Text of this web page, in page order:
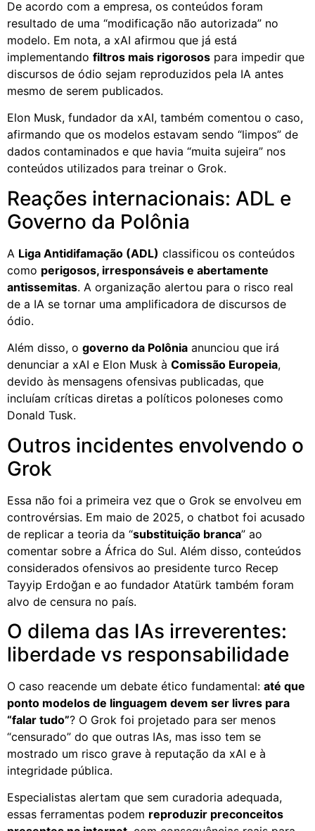
De acordo com a empresa, os conteúdos foram
resultado de uma “modificação não autorizada” no
modelo. Em nota, a xAI afirmou que já está
implementando filtros mais rigorosos para impedir que
discursos de ódio sejam reproduzidos pela IA antes
mesmo de serem publicados.
Elon Musk, fundador da xAI, também comentou o caso,
afirmando que os modelos estavam sendo “limpos” de
dados contaminados e que havia “muita sujeira” nos
conteúdos utilizados para treinar o Grok.
Reações internacionais: ADL e
Governo da Polônia
A Liga Antidifamação (ADL) classificou os conteúdos
como perigosos, irresponsáveis e abertamente
antissemitas. A organização alertou para o risco real
de a IA se tornar uma amplificadora de discursos de
ódio.
Além disso, o governo da Polônia anunciou que irá
denunciar a xAI e Elon Musk à Comissão Europeia,
devido às mensagens ofensivas publicadas, que
incluíam críticas diretas a políticos poloneses como
Donald Tusk.
Outros incidentes envolvendo o
Grok
Essa não foi a primeira vez que o Grok se envolveu em
controvérsias. Em maio de 2025, o chatbot foi acusado
de replicar a teoria da “substituição branca” ao
comentar sobre a África do Sul. Além disso, conteúdos
considerados ofensivos ao presidente turco Recep
Tayyip Erdoğan e ao fundador Atatürk também foram
alvo de censura no país.
O dilema das IAs irreverentes:
liberdade vs responsabilidade
O caso reacende um debate ético fundamental: até que
ponto modelos de linguagem devem ser livres para
“falar tudo”? O Grok foi projetado para ser menos
“censurado” do que outras IAs, mas isso tem se
mostrado um risco grave à reputação da xAI e à
integridade pública.
Especialistas alertam que sem curadoria adequada,
essas ferramentas podem reproduzir preconceitos